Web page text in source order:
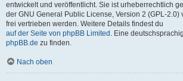
entwickelt und veröffentlicht. Sie ist urheberrechtlich
der GNU General Public License, Version 2 (GPL-2.0)
frei vertrieben werden. Weitere Details findest du
auf der Seite von phpBB Limited . Eine
phpBB.de zu finden.
Nach oben